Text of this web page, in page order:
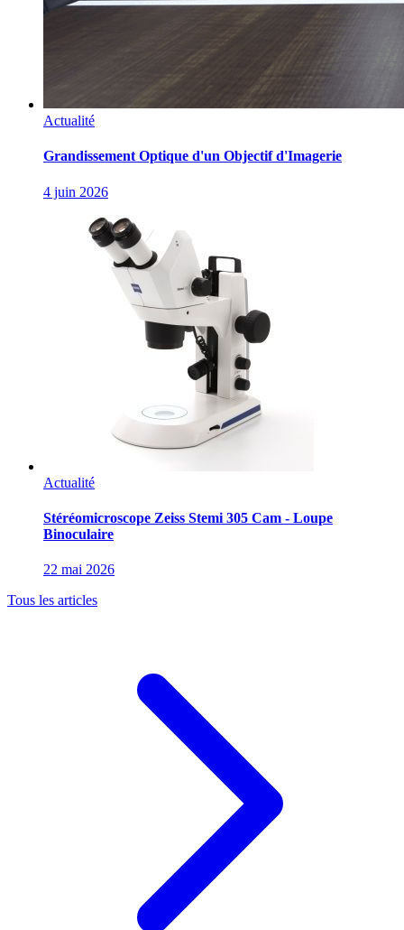
Actualité
Grandissement Optique d'un Objectif d'Imagerie
4 juin 2026
Actualité
Stéréomicroscope Zeiss Stemi 305 Cam - Loupe
Binoculaire
22 mai 2026
Tous les articles